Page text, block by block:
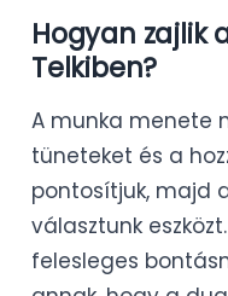
Hogyan zajlik
Telkiben?
A munka menete
tüneteket és a
pontosítjuk, majd
választunk
felesleges